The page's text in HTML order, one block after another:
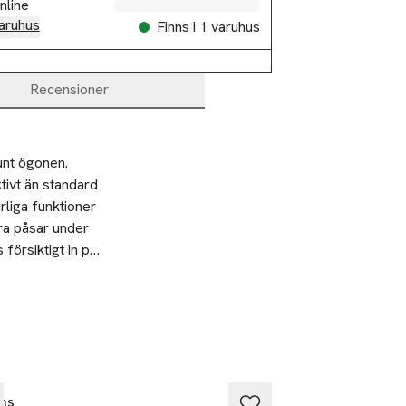
Finns i 1 varuhus
Recensioner
ögonen.
än standard
funktioner
påsar under
försiktigt in på